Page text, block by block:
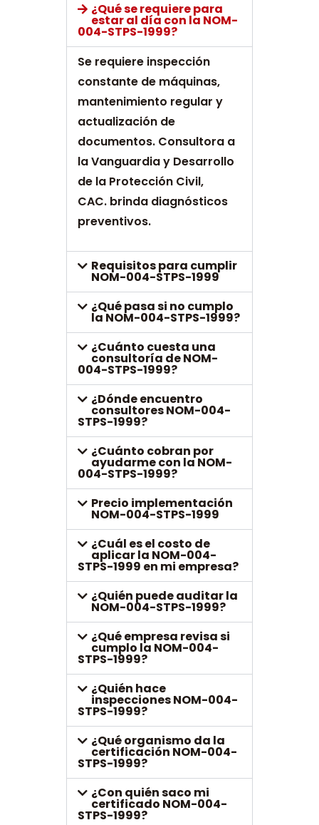
¿Qué se requiere para
estar al día con la NOM-
004-STPS-1999?
Se requiere inspección
constante de máquinas,
mantenimiento regular y
actualización de
documentos. Consultora a
la Vanguardia y Desarrollo
de la Protección Civil,
CAC. brinda diagnósticos
preventivos.
Requisitos para cumplir
NOM-004-STPS-1999
¿Qué pasa si no cumplo
la NOM-004-STPS-1999?
¿Cuánto cuesta una
consultoría de NOM-
004-STPS-1999?
¿Dónde encuentro
consultores NOM-004-
STPS-1999?
¿Cuánto cobran por
ayudarme con la NOM-
004-STPS-1999?
Precio implementación
NOM-004-STPS-1999
¿Cuál es el costo de
aplicar la NOM-004-
STPS-1999 en mi empresa?
¿Quién puede auditar la
NOM-004-STPS-1999?
¿Qué empresa revisa si
cumplo la NOM-004-
STPS-1999?
¿Quién hace
inspecciones NOM-004-
STPS-1999?
¿Qué organismo da la
certificación NOM-004-
STPS-1999?
¿Con quién saco mi
certificado NOM-004-
STPS-1999?